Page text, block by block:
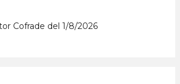
Cofrade del 1/8/2026